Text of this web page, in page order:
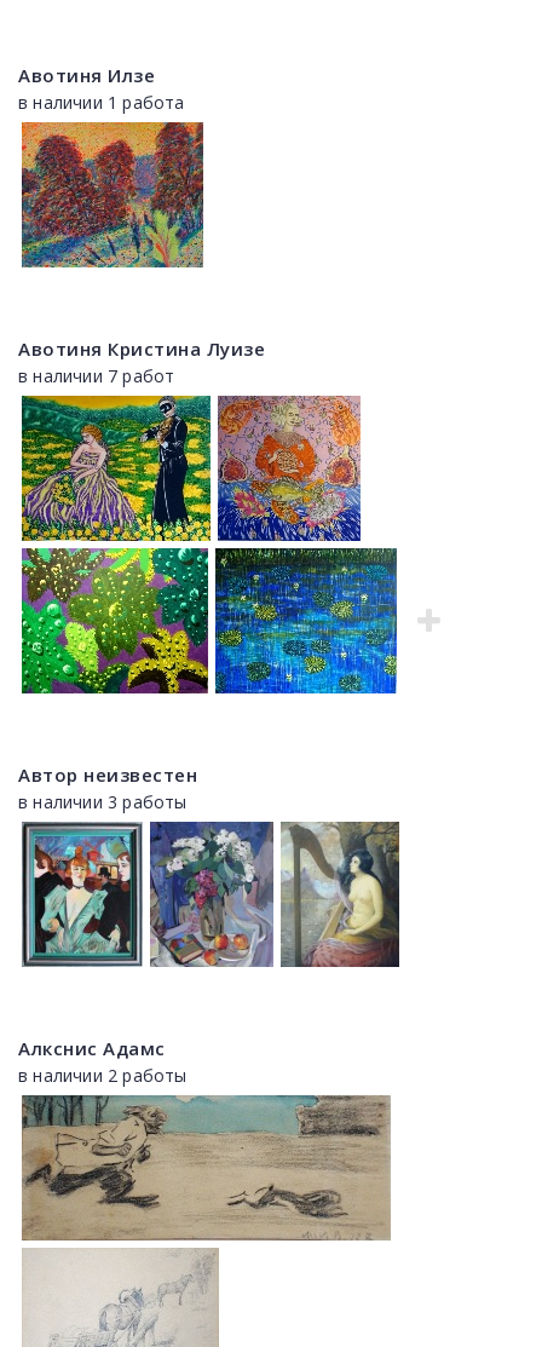
Авотиня Илзе
в наличии 1 работа
Авотиня Кристина Луизе
в наличии 7 работ
Автор неизвестен
в наличии 3 работы
Алкснис Адамс
в наличии 2 работы